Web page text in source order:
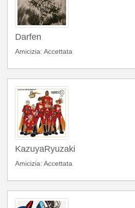
Darfen
Amicizia: Accettata
KazuyaRyuzaki
Amicizia: Accettata